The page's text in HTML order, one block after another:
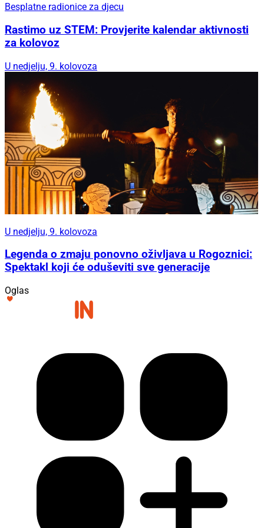
Besplatne radionice za djecu
Rastimo uz STEM: Provjerite kalendar aktivnosti
za kolovoz
U nedjelju, 9. kolovoza
U nedjelju, 9. kolovoza
Legenda o zmaju ponovno oživljava u Rogoznici:
Spektakl koji će oduševiti sve generacije
Oglas